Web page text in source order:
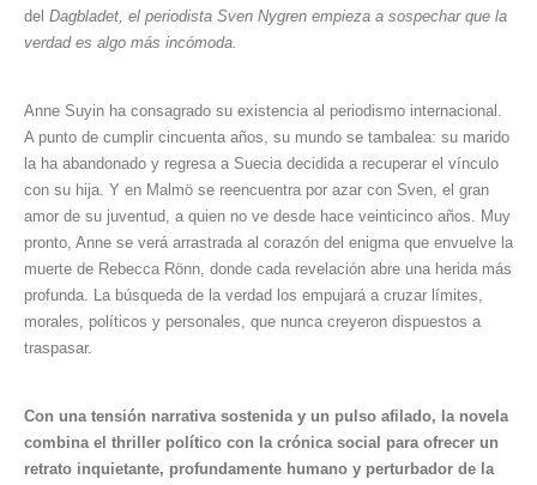
del Dagbladet, el periodista Sven Nygren empieza a sospechar que la
verdad es algo más incómoda.
Anne Suyin ha consagrado su existencia al periodismo internacional.
A punto de cumplir cincuenta años, su mundo se tambalea: su marido
la ha abandonado y regresa a Suecia decidida a recuperar el vínculo
con su hija. Y en Malmö se reencuentra por azar con Sven, el gran
amor de su juventud, a quien no ve desde hace veinticinco años. Muy
pronto, Anne se verá arrastrada al corazón del enigma que envuelve la
muerte de Rebecca Rönn, donde cada revelación abre una herida más
profunda. La búsqueda de la verdad los empujará a cruzar límites,
morales, políticos y personales, que nunca creyeron dispuestos a
traspasar.
Con una tensión narrativa sostenida y un pulso afilado, la novela
combina el thriller político con la crónica social para ofrecer un
retrato inquietante, profundamente humano y perturbador de la